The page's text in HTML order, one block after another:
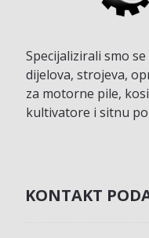
Specijalizirali smo
dijelova, strojeva,
za motorne pile,
kultivatore i sitnu
KONTAKT